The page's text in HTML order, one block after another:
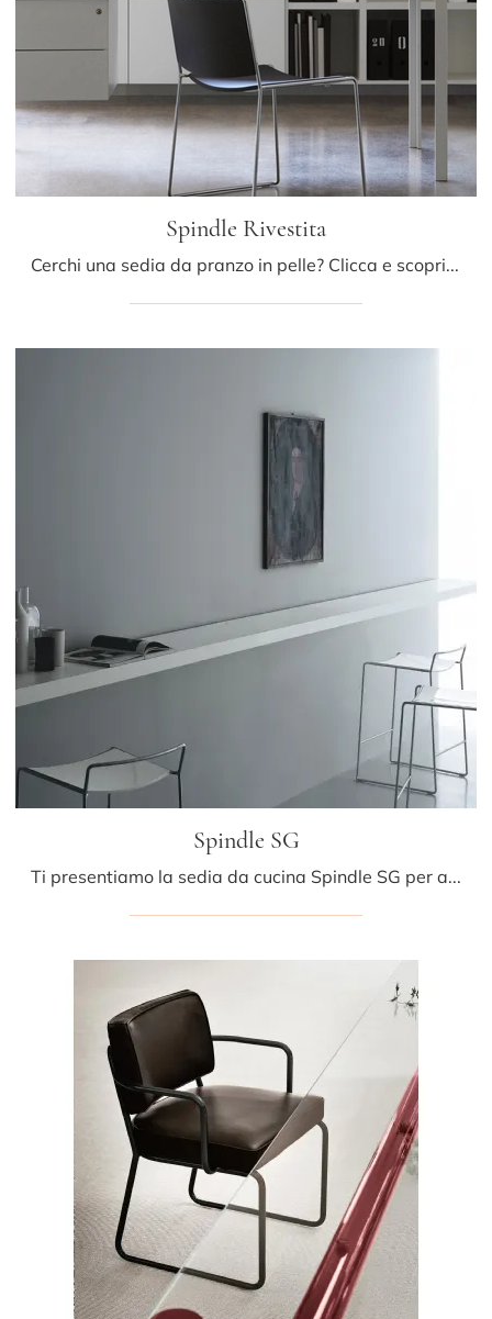
Spindle Rivestita
Cerchi una sedia da pranzo in pelle? Clicca e scopri il modello Spindle Rivestita di Porro per completare i tuoi locali ottimamente.
Spindle SG
Ti presentiamo la sedia da cucina Spindle SG per atmosfere moderne, tra le più esclusive Sedie sgabelli di Porro.